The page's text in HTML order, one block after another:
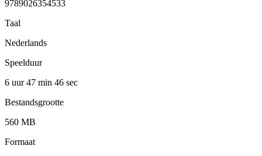
9789026354533
Taal
Nederlands
Speelduur
6 uur 47 min 46 sec
Bestandsgrootte
560 MB
Formaat